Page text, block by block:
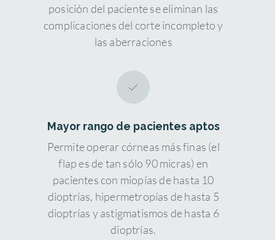
posición del paciente se eliminan las
complicaciones del corte incompleto y
las aberraciones
Mayor rango de pacientes aptos
Permite operar córneas más finas (el
flap es de tan sólo 90 micras) en
pacientes con miopías de hasta 10
dioptrías, hipermetropías de hasta 5
dioptrías y astigmatismos de hasta 6
dioptrías.